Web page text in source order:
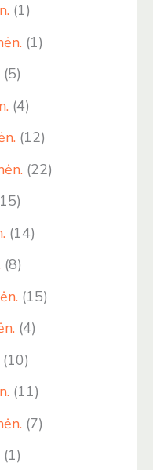
(1)
(1)
(5)
(4)
(12)
(22)
(14)
(8)
(15)
(4)
(11)
(7)
(1)